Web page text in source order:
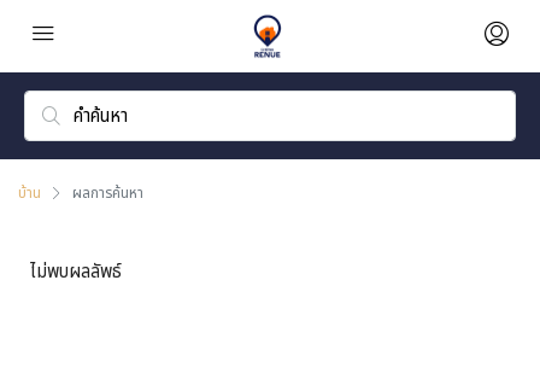
บ้าน ผลการค้นหา
ไม่พบผลลัพธ์